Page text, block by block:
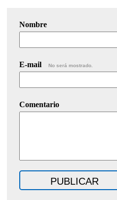
Nombre
E-mail No será mostrado.
Comentario